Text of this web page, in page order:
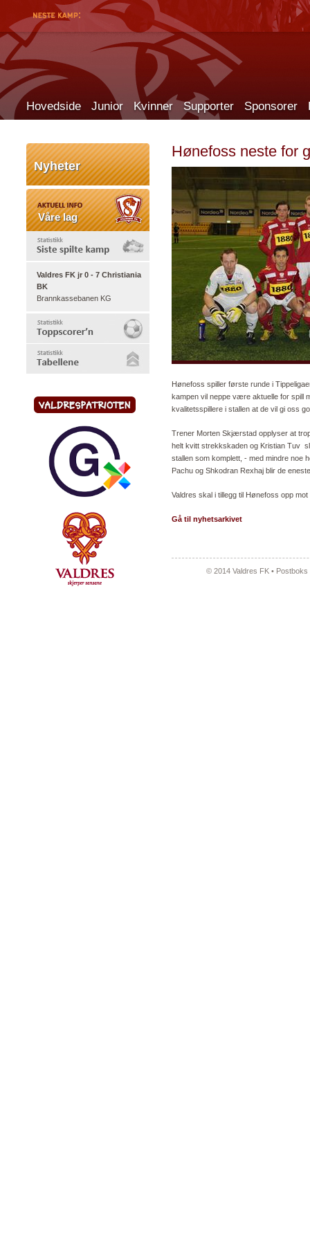
Hovedside Junior Kvinner Supporter Sponsorer
Nyheter
Våre lag
Valdres FK jr 0 - 7 Christiania
BK
Brannkassebanen KG
Hønefoss neste for
Hønefoss spiller første runde i
kampen vil neppe være aktuelle for spill
kvalitetsspillere i stallen at de vil gi oss
Trener Morten Skjærstad opplyser at
helt kvitt strekkskaden og Kristian Tuv
stallen som komplett, - med mindre noe
Pachu og Shkodran Rexhaj blir de
Valdres skal i tillegg til Hønefoss opp
Gå til nyhetsarkivet
© 2014 Valdres FK •